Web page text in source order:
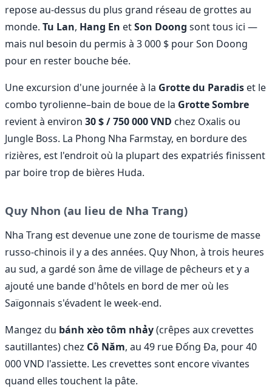
repose au-dessus du plus grand réseau de grottes au
monde. Tu Lan, Hang En etSon Doong sont tous ici —
mais nul besoin du permis à 3 000 $ pour Son Doong
pour en rester bouche bée.
Une excursion d'une journée à la Grotte du Paradis et le
combo tyrolienne–bain de boue de la Grotte Sombre
revient à environ 30 $ / 750 000 VND chez Oxalis ou
Jungle Boss. La Phong Nha Farmstay, en bordure des
rizières, est l'endroit où la plupart des expatriés finissent
par boire trop de bières Huda.
Quy Nhon (au lieu de Nha Trang)
Nha Trang est devenue une zone de tourisme de masse
russo-chinois il y a des années. Quy Nhon, à trois heures
au sud, a gardé son âme de village de pêcheurs et y a
ajouté une bande d'hôtels en bord de mer où les
Saïgonnais s'évadent le week-end.
Mangez du bánh xèo tôm nhảy(crêpes aux crevettes
sautillantes) chez Cô Năm, au 49 rue Đống Đa, pour 40
000 VND l'assiette. Les crevettes sont encore vivantes
quand elles touchent la pâte.